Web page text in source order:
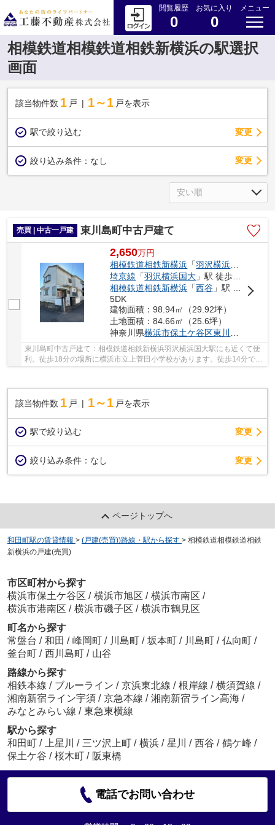
閲覧履歴
0
お気に入り
0
メニュー
相模鉄道相模鉄道相鉄新横浜の駅選択
画面
該当物件数 1 戸 1～1 戸を表示
駅で絞り込む 変更
絞り込み条件： なし 変更
売買 | 中古一戸建 東川島町中古戸建て
2,650万円
相模鉄道相鉄新横浜 「羽沢横浜国大
埼京線 「羽沢横浜国大 」駅 徒歩14分
相模鉄道相鉄新横浜 「西谷 」駅 徒歩17分
5DK
建物面積：98.94㎡（29.92坪）
土地面積：84.66㎡（25.6坪）
神奈川県横浜市保土ケ谷区東川島町
東川島町中古戸建て：相模鉄道相鉄新横浜羽沢横浜国大駅にも近くて便
利。徒歩18分の場所に横浜市立上菅田小学校があります。徒歩14分で駅
該当物件数 1 戸 1～1 戸を表示
駅で絞り込む 変更
絞り込み条件： なし 変更
ページトップへ
和田町駅の賃貸情報 > (戸建(売買))路線・駅から探す > 相模鉄道相模鉄道相鉄
新横浜の戸建(売買)
市区町村から探す
横浜市保土ケ谷区 / 横浜市旭区 / 横浜市南区 /
横浜市港南区 / 横浜市磯子区 / 横浜市鶴見区
町名から探す
常盤台 / 和田 / 峰岡町 / 川島町 / 坂本町 / 川島町 / 仏向町 /
釜台町 / 西川島町 / 山谷
路線から探す
相鉄本線 / ブルーライン / 京浜東北線 / 根岸線 / 横須賀線 /
湘南新宿ライン宇須 / 京急本線 / 湘南新宿ライン高海 /
みなとみらい線 / 東急東横線
駅から探す
和田町 / 上星川 / 三ツ沢上町 / 横浜 / 星川 / 西谷 / 鶴ケ峰 /
保土ケ谷 / 桜木町 / 阪東橋
電話でお問い合わせ